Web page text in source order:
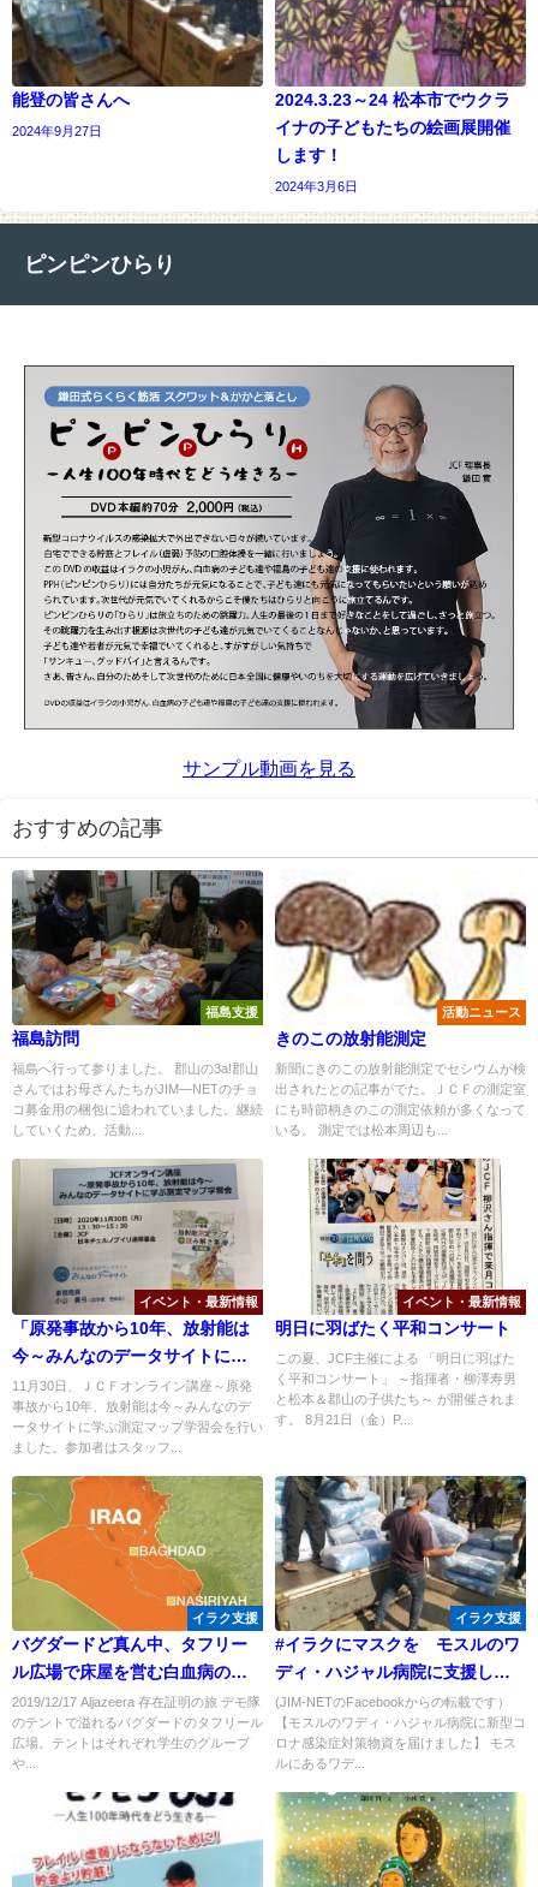
能登の皆さんへ
2024年9月27日
2024.3.23～24 松本市でウクラ
イナの子どもたちの絵画展開催
します！
2024年3月6日
ピンピンひらり
サンプル動画を見る
おすすめの記事
福島支援
福島訪問
福島へ行って参りました。 郡山の3a!郡山
さんではお母さんたちがJIM―NETのチョ
コ募金用の梱包に追われていました。継続
していくため、活動...
活動ニュース
きのこの放射能測定
新聞にきのこの放射能測定でセシウムが検
出されたとの記事がでた。ＪＣＦの測定室
にも時節柄きのこの測定依頼が多くなって
いる。 測定では松本周辺も...
イベント・最新情報
「原発事故から10年、放射能は
今～みんなのデータサイトに学
ぶ測定マップ学習会」を行いま
した
11月30日、ＪＣＦオンライン講座～原発
事故から10年、放射能は今～みんなのデ
ータサイトに学ぶ測定マップ学習会を行い
ました。参加者はスタッフ...
イベント・最新情報
明日に羽ばたく平和コンサート
この夏、JCF主催による 「明日に羽ばた
く平和コンサート」 ～指揮者・柳澤寿男
と松本＆郡山の子供たち～ が開催されま
す。 8月21日（金）P...
イラク支援
バグダードど真ん中、タフリー
ル広場で床屋を営む白血病の少
年が政治腐敗と戦う。-前編-
2019/12/17 Aljazeera 存在証明の旅 デモ隊
のテントで溢れるバグダードのタフリール
広場。テントはそれぞれ学生のグループ
や...
イラク支援
#イラクにマスクを モスルのワ
ディ・ハジャル病院に支援しま
した
(JIM-NETのFacebookからの転載です）
【モスルのワディ・ハジャル病院に新型コ
ロナ感染症対策物資を届けました】 モス
ルにあるワデ...